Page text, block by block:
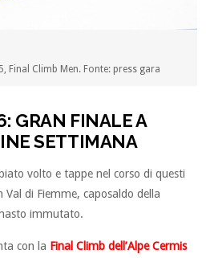
Final Climb Men. Fonte: press gara
GRAN FINALE A
SETTIMANA
volto e tappe nel corso di questi
di Fiemme, caposaldo della
immutato.
con la Final Climb dell’Alpe Cermis